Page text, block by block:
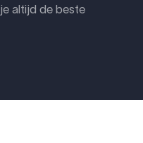
altijd de beste